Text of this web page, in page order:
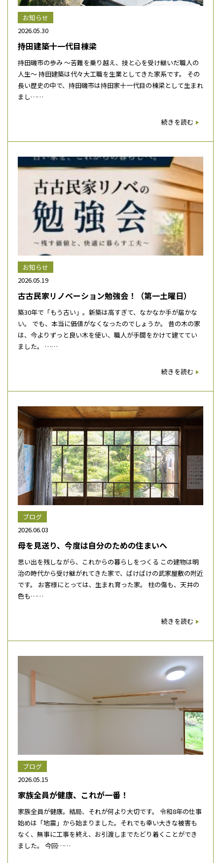
お知らせ
2026.05.30
持田建築十一代目棟梁
持田磯市の歩み ～苦難を乗り越え、技と心を受け継いだ職人の
人生～ 持田建築は代々大工職を生業としてきた家系です。 その
長い歴史の中で、持田磯市は持田家十一代目の棟梁として生まれ
まし……
続きを読む
お知らせ
2026.05.19
古古民家リノベーション勉強会！（第一土曜日）
築30年で「もう古い」。新築は高すぎて、なかなか手が届かな
い。 でも、本当に価値がなくなったのでしょうか。 昔の木の家
は、今よりずっと良い木を使い、職人が手間をかけて建ててい
ました。 ……
続きを読む
ブログ
2026.06.03
母を見送り、今度は自分のための住まいへ
思い出を残しながら、これからの暮らしをつくる この建物は明
治の時代から受け継がれてきた家で、ばけばけの武家屋敷の附近
です。 お客様にとっては、生まれ育った家。 柱の傷も、天井の
色も……
続きを読む
ブログ
2026.05.15
家族全員が健康、これが一番！
家族全員が健康。結局、それが何より大切です。 令和8年の仕事
始めは「地震」から始まりました。それでも幸い大きな被害も
なく、無事に工事を終え、お引渡しまでたどり着くことができ
ました。 今回……